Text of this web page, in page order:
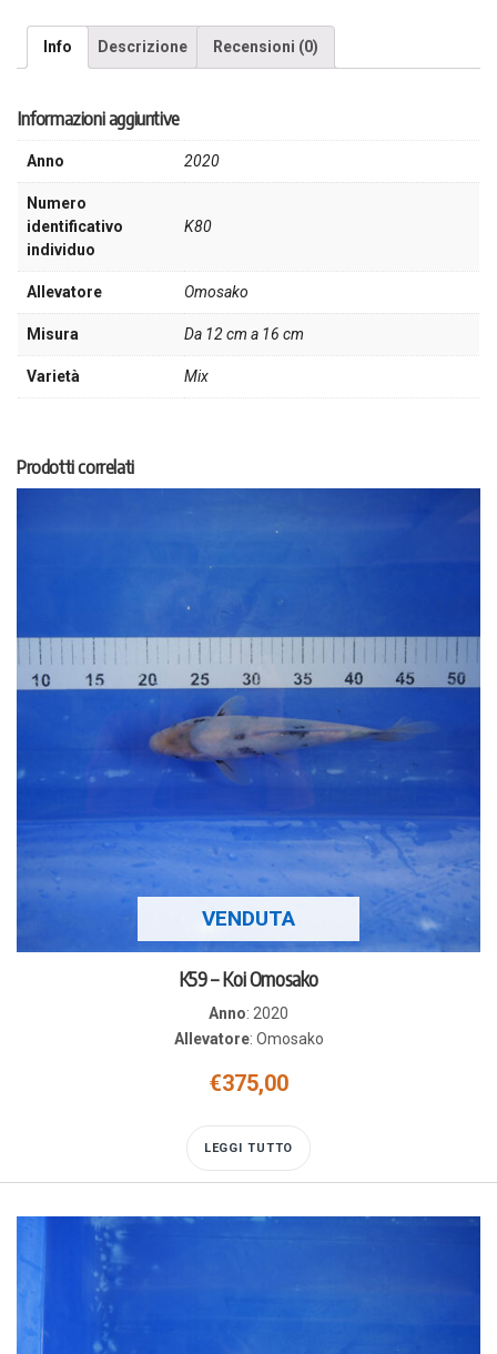
Info Descrizione Recensioni (0)
Informazioni aggiuntive
Anno 2020
Numero
identificativo
individuo
K80
Allevatore Omosako
Misura Da 12 cm a 16 cm
Varietà Mix
Prodotti correlati
VENDUTA
K59 – Koi Omosako
Anno: 2020
Allevatore: Omosako
€375,00
LEGGI TUTTO